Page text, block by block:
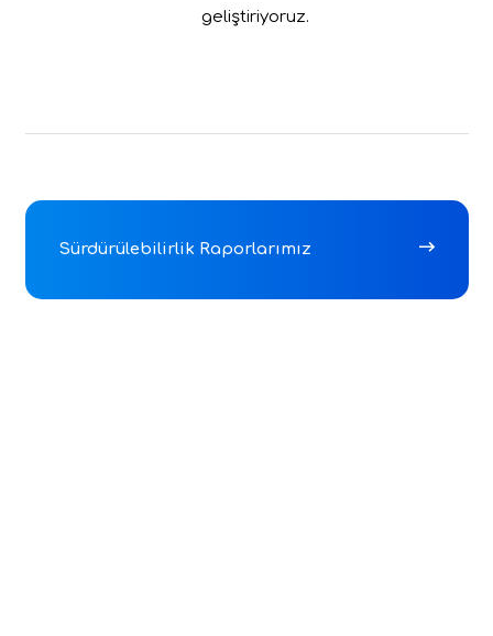
geliştiriyoruz.
Sürdürülebilirlik Raporlarımız